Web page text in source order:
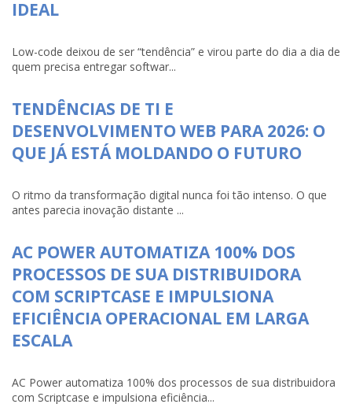
IDEAL
Low-code deixou de ser “tendência” e virou parte do dia a dia de
quem precisa entregar softwar...
TENDÊNCIAS DE TI E
DESENVOLVIMENTO WEB PARA 2026: O
QUE JÁ ESTÁ MOLDANDO O FUTURO
O ritmo da transformação digital nunca foi tão intenso. O que
antes parecia inovação distante ...
AC POWER AUTOMATIZA 100% DOS
PROCESSOS DE SUA DISTRIBUIDORA
COM SCRIPTCASE E IMPULSIONA
EFICIÊNCIA OPERACIONAL EM LARGA
ESCALA
AC Power automatiza 100% dos processos de sua distribuidora
com Scriptcase e impulsiona eficiência...